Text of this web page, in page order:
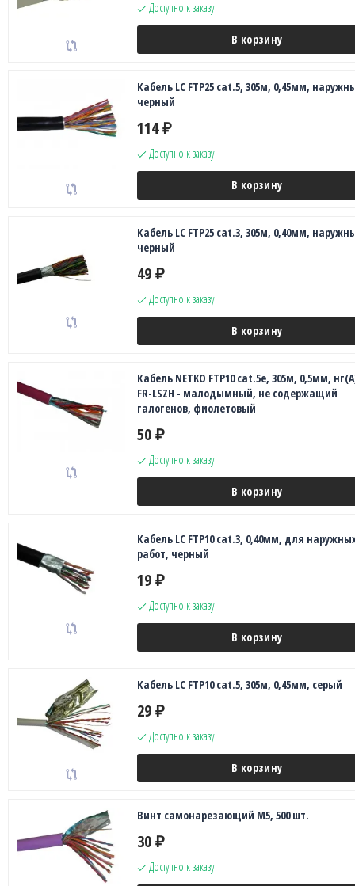
Доступно к заказу
В корзину
Кабель LC FTP25 cat.5, 305м, 0,45мм,
черный
114 ₽
Доступно к заказу
В корзину
Кабель LC FTP25 cat.3, 305м, 0,40мм,
черный
49 ₽
Доступно к заказу
В корзину
Кабель NETKO FTP10 cat.5e, 305м, 0,5мм,
FR-LSZH - малодымный, не содержащий
галогенов, фиолетовый
50 ₽
Доступно к заказу
В корзину
Кабель LC FTP10 cat.3, 0,40мм, для
работ, черный
19 ₽
Доступно к заказу
В корзину
Кабель LC FTP10 cat.5, 305м, 0,45мм, серый
29 ₽
Доступно к заказу
В корзину
Винт самонарезающий М5, 500 шт.
30 ₽
Доступно к заказу